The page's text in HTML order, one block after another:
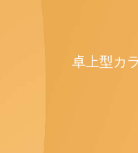
卓上型カ